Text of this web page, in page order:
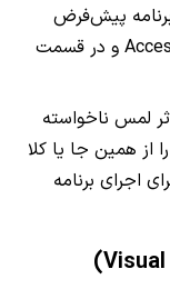
برنامه پیش‌فرض
دوربین را از مسیر تنظیمات، سپس Accessibility و در قسمت
لمس ناخواسته
از همین جا یا کلا
اجرای برنامه